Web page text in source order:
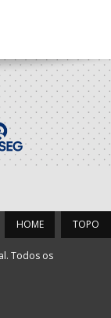
TOPO
HOME
Todos os